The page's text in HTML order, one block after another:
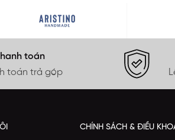
toán
toán trả góp
CHÍNH SÁCH & ĐIỀU